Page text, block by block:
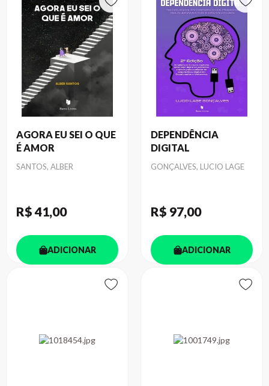
AGORA EU SEI O QUE
É AMOR
Autor
SANTOS, ALBER
R$ 41,00
ADICIONAR
DEPENDÊNCIA
DIGITAL
Autor
GONÇALVES, LUCIO LAGE
R$ 97,00
ADICIONAR